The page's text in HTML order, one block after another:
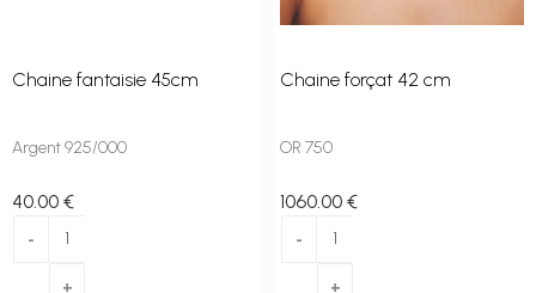
Chaine fantaisie 45cm
Argent 925/000
40.00 €
Chaine forçat 42 cm
OR 750
1060.00 €